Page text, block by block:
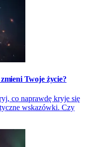
Twoje życie?
co naprawdę kryje się
wskazówki. Czy